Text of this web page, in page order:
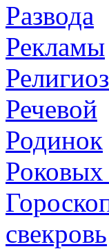
Развода
Рекламы
Речевой
Родинок
Роковых
свекровь